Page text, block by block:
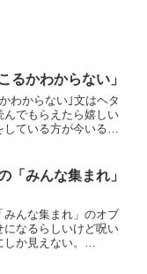
るかわからない」
わからない｣文はヘタ
んでもらえたら嬉しい
ている方が今いるか
「みんな集まれ」
みんな集まれ」のオブ
になるらしいけど呪い
か見えない。